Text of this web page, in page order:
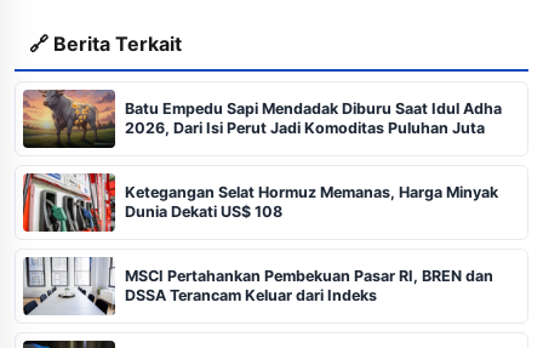
🔗 Berita Terkait
Batu Empedu Sapi Mendadak Diburu Saat Idul Adha
2026, Dari Isi Perut Jadi Komoditas Puluhan Juta
Ketegangan Selat Hormuz Memanas, Harga Minyak
Dunia Dekati US$ 108
MSCI Pertahankan Pembekuan Pasar RI, BREN dan
DSSA Terancam Keluar dari Indeks